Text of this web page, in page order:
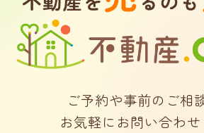
ご予約や事前のご相
お気軽にお問い合わ